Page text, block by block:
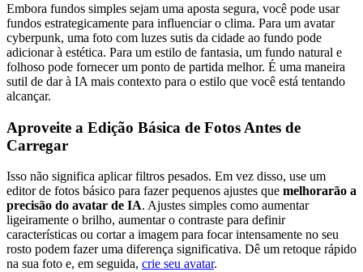
Embora fundos simples sejam uma aposta segura, você pode usar
fundos estrategicamente para influenciar o clima. Para um avatar
cyberpunk, uma foto com luzes sutis da cidade ao fundo pode
adicionar à estética. Para um estilo de fantasia, um fundo natural e
folhoso pode fornecer um ponto de partida melhor. É uma maneira
sutil de dar à IA mais contexto para o estilo que você está tentando
alcançar.
Aproveite a Edição Básica de Fotos Antes de
Carregar
Isso não significa aplicar filtros pesados. Em vez disso, use um
editor de fotos básico para fazer pequenos ajustes que melhorarão a
precisão do avatar de IA. Ajustes simples como aumentar
ligeiramente o brilho, aumentar o contraste para definir
características ou cortar a imagem para focar intensamente no seu
rosto podem fazer uma diferença significativa. Dê um retoque rápido
na sua foto e, em seguida, crie seu avatar.